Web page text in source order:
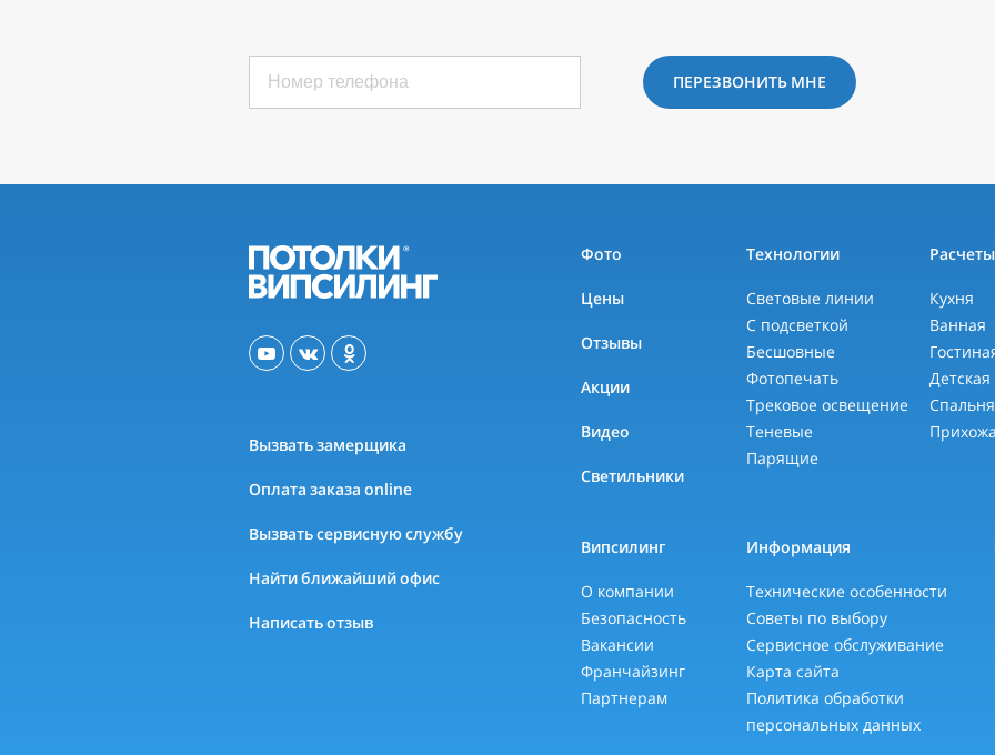
ПЕРЕЗВОНИТЬ МНЕ
Вызвать замерщика
Оплата заказа online
Вызвать сервисную службу
Найти ближайший офис
Написать отзыв
Фото
Цены
Отзывы
Акции
Видео
Светильники
Технологии
Световые линии
С подсветкой
Бесшовные
Фотопечать
Трековое освещение
Теневые
Парящие
Расчеты
Кухня
Ванная
Детская
Спальня
Випсилинг
О компании
Безопасность
Вакансии
Франчайзинг
Партнерам
Информация
Технические особенности
Советы по выбору
Сервисное обслуживание
Карта сайта
Политика обработки
персональных данных